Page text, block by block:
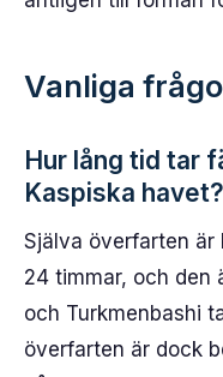
Vanliga
Hur lång tid tar
Kaspiska havet?
Själva överfarten är
24 timmar, och den
och Turkmenbashi
överfarten är dock